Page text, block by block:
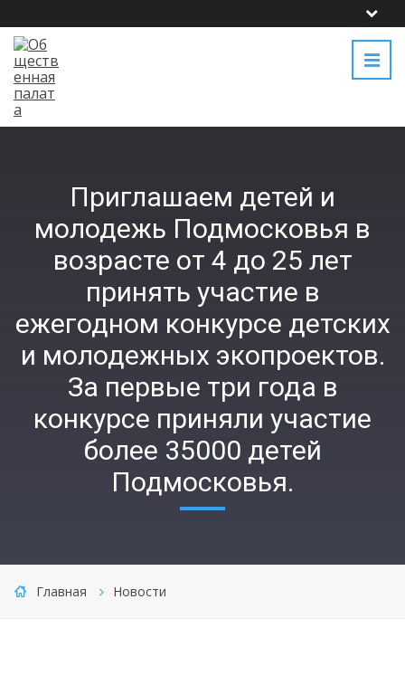
Приглашаем детей и
молодежь Подмосковья в
возрасте от 4 до 25 лет
принять участие в
ежегодном конкурсе детских
и молодежных экопроектов.
За первые три года в
конкурсе приняли участие
более 35000 детей
Подмосковья.
Главная Новости